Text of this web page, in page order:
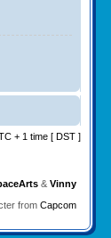
+ 1 time [ DST ]
&Vinny
fromCapcom